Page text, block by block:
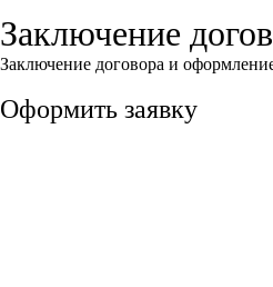
Заключение
Заключение договора и оформление
Оформить заявку